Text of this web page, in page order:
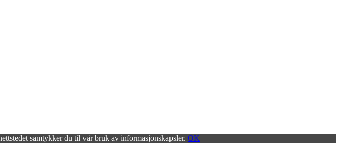
samtykker du til vår bruk av informasjonskapsler. OK